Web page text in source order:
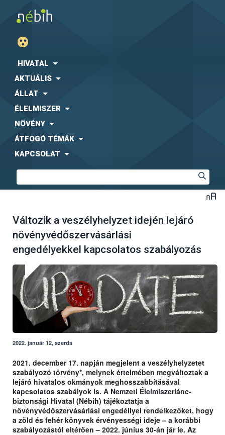
HIVATAL
AKTUÁLIS
ÁLLAT
ÉLELMISZER
NÖVÉNY
ÁTFOGÓ TÉMÁK
KAPCSOLAT
Változik a veszélyhelyzet idején lejáró
növényvédőszervásárlási
engedélyekkel kapcsolatos szabályozás
2022. január 12, szerda
2021. december 17. napján megjelent a veszélyhelyzetet
szabályozó törvény*, melynek értelmében megváltoztak a
lejáró hivatalos okmányok meghosszabbításával
kapcsolatos szabályok is. A Nemzeti Élelmiszerlánc-
biztonsági Hivatal (Nébih) tájékoztatja a
növényvédőszervásárlási engedéllyel rendelkezőket, hogy
a zöld és fehér könyvek érvényességi ideje – a korábbi
szabályozástól eltérően – 2022. június 30-án jár le. Az